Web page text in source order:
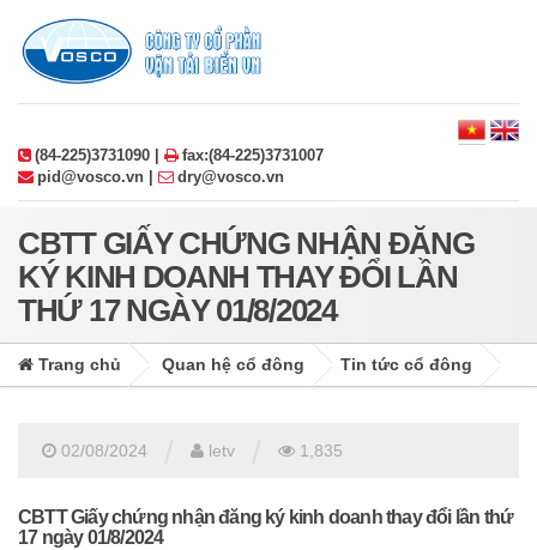
(84-225)3731090 |
fax:(84-225)3731007
pid@vosco.vn |
dry@vosco.vn
CBTT GIẤY CHỨNG NHẬN ĐĂNG
KÝ KINH DOANH THAY ĐỔI LẦN
THỨ 17 NGÀY 01/8/2024
Trang chủ Quan hệ cổ đông Tin tức cổ đông
02/08/2024 letv 1,835
CBTT Giấy chứng nhận đăng ký kinh doanh thay đổi lần thứ
17 ngày 01/8/2024